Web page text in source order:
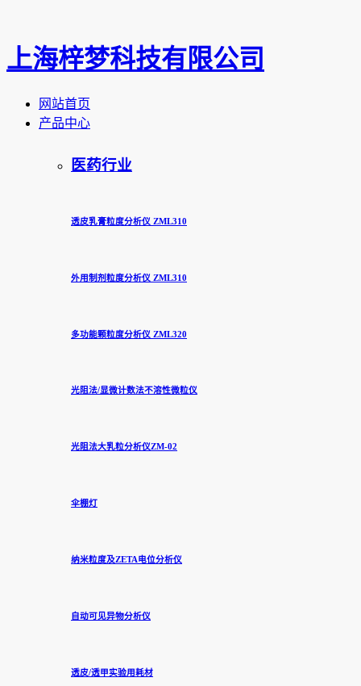
上海梓梦科技有限公司
网站首页
产品中心
医药行业
透皮乳膏粒度分析仪 ZML310
外用制剂粒度分析仪 ZML310
多功能颗粒度分析仪 ZML320
光阻法/显微计数法不溶性微粒仪
光阻法大乳粒分析仪ZM-02
伞棚灯
纳米粒度及ZETA电位分析仪
自动可见异物分析仪
透皮/透甲实验用耗材